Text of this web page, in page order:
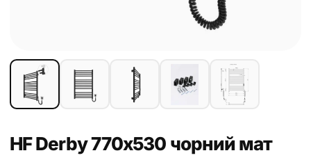
HF Derby 770х530 чорний мат